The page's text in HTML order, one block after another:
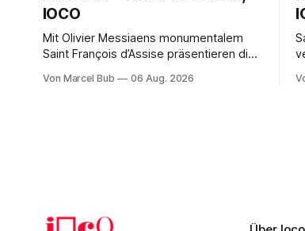
IOCO
Mit Olivier Messiaens monumentalem
Saint François d’Assise präsentieren die
außergewöhnlichen Opernabend.
Von Marcel Bub 06 Aug. 2026